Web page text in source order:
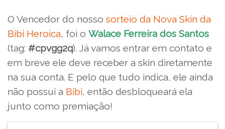
O Vencedor do nosso sorteio da Nova Skin da
Bibi Heroica, foi o Walace Ferreira dos Santos
(tag: #cpvgg2q). Já vamos entrar em contato e
em breve ele deve receber a skin diretamente
na sua conta. E pelo que tudo indica, ele ainda
não possui a Bibi, então desbloqueará ela
junto como premiação!